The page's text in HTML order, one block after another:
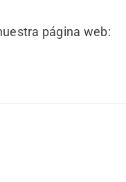
página web: